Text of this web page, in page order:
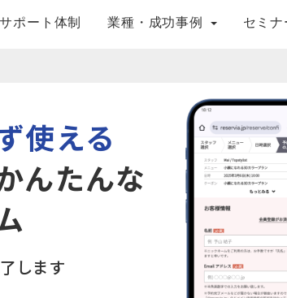
サポート体制 業種・成功事例 セミ
使える
んたんな
します